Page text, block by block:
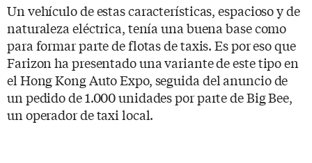
Un vehículo de estas características, espacioso y de
naturaleza eléctrica, tenía una buena base como
para formar parte de flotas de taxis. Es por eso que
Farizon ha presentado una variante de este tipo en
el Hong Kong Auto Expo, seguida del anuncio de
un pedido de 1.000 unidades por parte de Big Bee,
un operador de taxi local.